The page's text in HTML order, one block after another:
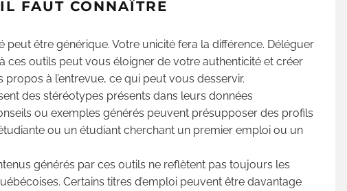
FAUT CONNAÎTRE
peut être générique. Votre unicité fera la différence. Déléguer
ces outils peut vous éloigner de votre authenticité et créer
à l’entrevue, ce qui peut vous desservir.
des stéréotypes présents dans leurs données
ou exemples générés peuvent présupposer des profils
ou un étudiant cherchant un premier emploi ou un
générés par ces outils ne reflètent pas toujours les
Certains titres d’emploi peuvent être davantage